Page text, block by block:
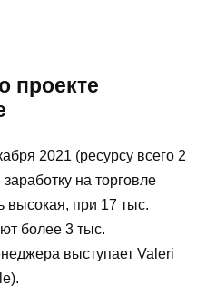
проекте
2021 (ресурсу всего 2
на торговле
высокая, при 17 тыс.
более 3 тыс.
выступает Valeri